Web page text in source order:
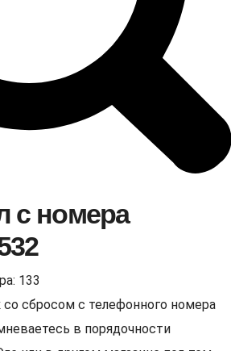
с номера
133
сбросом с телефонного номера
в порядочности